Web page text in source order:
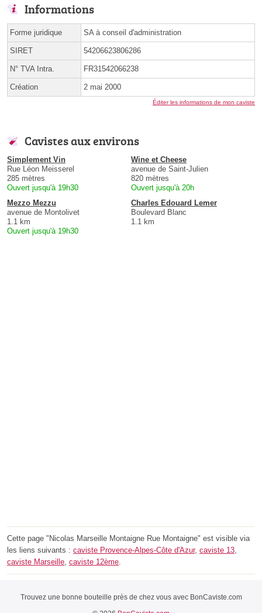
Informations
Forme juridique SA à conseil d'administration
SIRET 54206623806286
N° TVA Intra. FR31542066238
Création 2 mai 2000
Éditer les informations de mon caviste
Cavistes aux environs
Simplement Vin
Rue Léon Meisserel
285 mètres
Ouvert jusqu'à 19h30
Wine et Cheese
avenue de Saint-Julien
820 mètres
Ouvert jusqu'à 20h
Mezzo Mezzu
avenue de Montolivet
1.1 km
Ouvert jusqu'à 19h30
Charles Edouard Lemer
Boulevard Blanc
1.1 km
Cette page "Nicolas Marseille Montaigne Rue Montaigne" est visible via
les liens suivants : caviste Provence-Alpes-Côte d'Azur, caviste 13,
caviste Marseille, caviste 12ème.
Trouvez une bonne bouteille près de chez vous avec BonCaviste.com